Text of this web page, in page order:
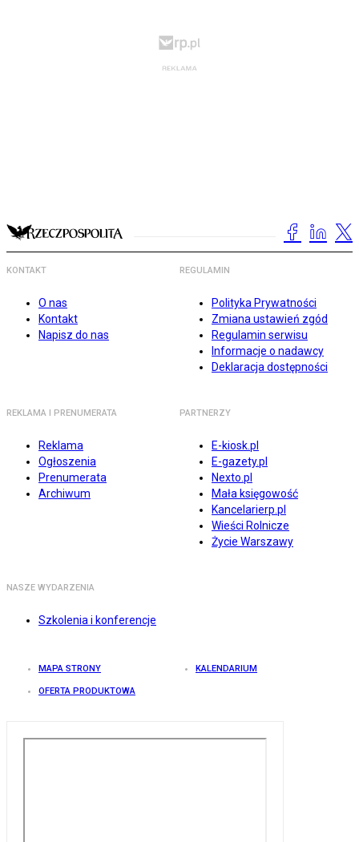
KONTAKT
O nas
Kontakt
Napisz do nas
REGULAMIN
Polityka Prywatności
Zmiana ustawień zgód
Regulamin serwisu
Informacje o nadawcy
Deklaracja dostępności
REKLAMA I PRENUMERATA
Reklama
Ogłoszenia
Prenumerata
Archiwum
PARTNERZY
E-kiosk.pl
E-gazety.pl
Nexto.pl
Mała księgowość
Kancelarierp.pl
Wieści Rolnicze
Życie Warszawy
NASZE WYDARZENIA
Szkolenia i konferencje
MAPA STRONY KALENDARIUM
OFERTA PRODUKTOWA